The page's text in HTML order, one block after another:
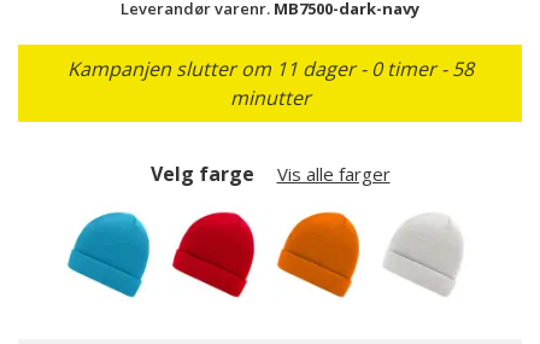
Leverandør varenr. MB7500-dark-navy
Kampanjen slutter om 11 dager - 0 timer - 58
minutter
Velg farge Vis alle farger